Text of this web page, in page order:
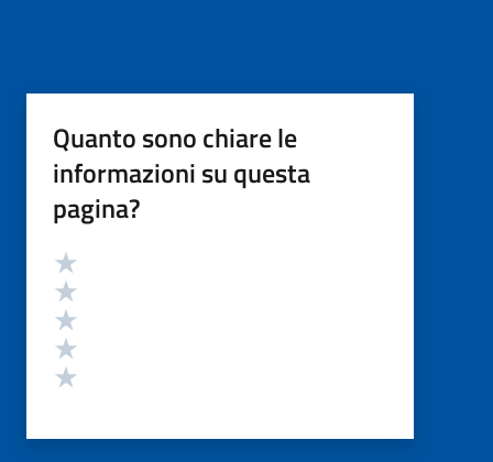
Quanto sono chiare le
informazioni su questa
pagina?
Valutazione